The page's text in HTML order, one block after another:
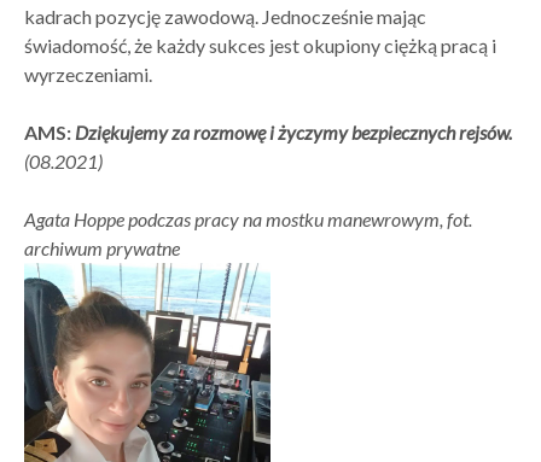
kadrach pozycję zawodową. Jednocześnie mając
świadomość, że każdy sukces jest okupiony ciężką pracą i
wyrzeczeniami.
AMS: Dziękujemy za rozmowę i życzymy bezpiecznych rejsów.
(08.2021)
Agata Hoppe podczas pracy na mostku manewrowym, fot.
archiwum prywatne